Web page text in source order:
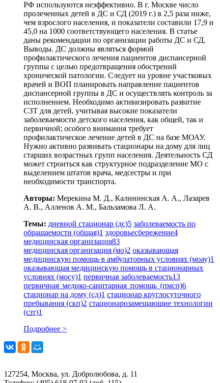
РФ используются неэффективно. В г. Москве число
пролеченных детей в ДС и СД (2019 г.) в 2,5 раза ниже,
чем взрослого населения, и показатели составили 17,9 и
45,0 на 1000 соответствующего населения. В статье
даны рекомендации по организации работы ДС и СД.
Выводы. ДС должны являться формой
профилактического лечения пациентов диспансерной
группы с целью предотвращения обострений
хронической патологии. Следует на уровне участковых
врачей и ВОП планировать направление пациентов
диспансерной группы в ДС и осуществлять контроль за
исполнением. Необходимо активизировать развитие
СЗТ для детей, учитывая высокие показатели
заболеваемости детского населения, как общей, так и
первичной; особого внимания требует
профилактическое лечение детей в ДС на базе МОАУ.
Нужно активно развивать стационары на дому для лиц
старших возрастных групп населения. Деятельность СД
может строиться как структурное подразделение МО с
выделением штатов врача, медсестры и при
необходимости транспорта.
Авторы: Мерекина М. Д., Калининская А. А., Лазарев
А. В., Алленов А. М., Бальзамова Л. А.
Темы: дневной стационар (дс)5 заболеваемость по
обращаемости (общая)1 здоровьесбережение4
медицинская организация83
медицинская организация (мо)2 оказывающая
медицинскую помощь в амбулаторных условиях (моау)1
оказывающая медицинскую помощь в стационарных
условиях (мосу)1 первичная заболеваемость13
первичная медико-санитарная помощь (пмсп)6
стационар на дому (сд)1 стационар круглосуточного
пребывания (скп)2 стационарозамещающие технологии
(сзт)1
Подробнее >
127254, Москва, ул. Добролюбова, д. 11